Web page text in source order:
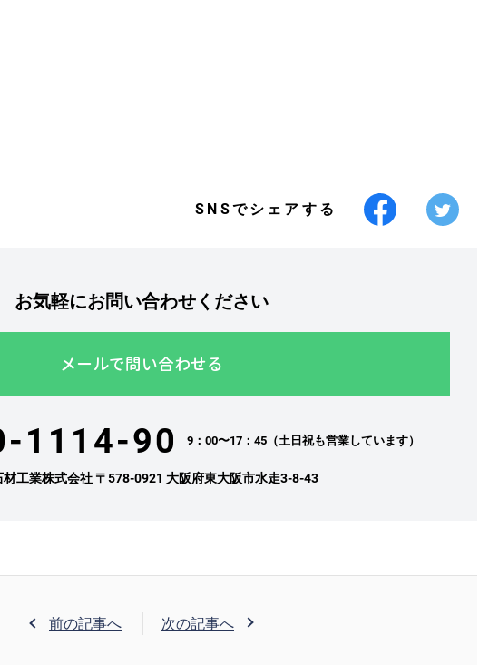
SNSでシェアする
お気軽にお問い合わせください
メールで問い合わせる
1114-90 9：00〜17：45（土日祝も営業しています）
材工業株式会社〒578-0921 大阪府東大阪市水走3-8-43
前の記事へ 次の記事へ